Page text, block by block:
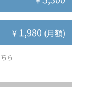
¥ 1,980 (月額)
ら